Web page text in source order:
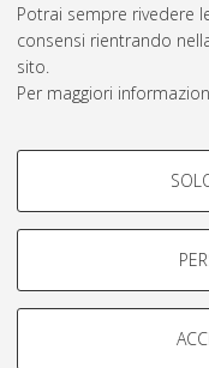
Potrai sempre rivedere
consensi rientrando
sito.
Per maggiori
COOKIE DI
Si tratta di cookie
navigazione degli utenti,
Mostra cookie di
Rss 2.0
AMS Laurea
Impostazioni Cookie
Informativa sulla
Condizioni d’uso del